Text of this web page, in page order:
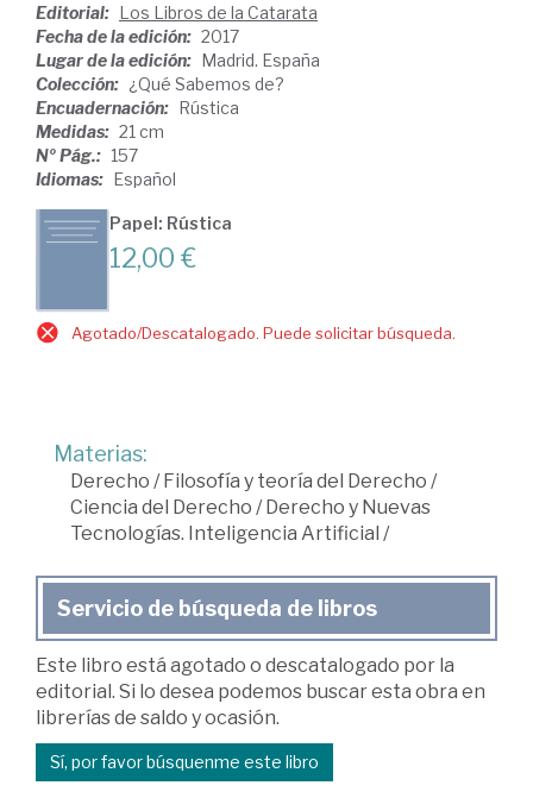
Editorial: Los Libros de la Catarata
Fecha de la edición: 2017
Lugar de la edición: Madrid. España
Colección: ¿Qué Sabemos de?
Encuadernación: Rústica
Medidas: 21 cm
Nº Pág.: 157
Idiomas: Español
Papel: Rústica
12,00 €
Agotado/Descatalogado. Puede solicitar búsqueda.
Materias:
Derecho /Filosofía y teoría del Derecho /
Ciencia del Derecho /Derecho y Nuevas
Tecnologías. Inteligencia Artificial /
Servicio de búsqueda de libros
Este libro está agotado o descatalogado por la
editorial. Si lo desea podemos buscar esta obra en
librerías de saldo y ocasión.
Sí, por favor búsquenme este libro